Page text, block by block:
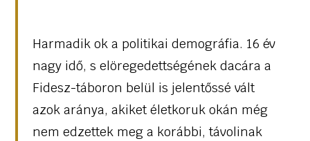
Harmadik ok a politikai demográfia. 16 év
nagy idő, s elöregedettségének dacára a
Fidesz-táboron belül is jelentőssé vált
azok aránya, akiket életkoruk okán még
nem edzettek meg a korábbi, távolinak